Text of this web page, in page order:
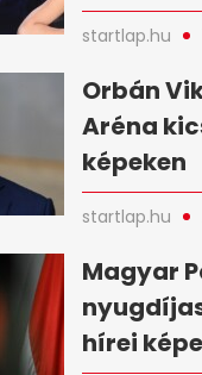
startlap.hu
Orbán
Aréna
képeken
startlap.hu
Magyar
hírei